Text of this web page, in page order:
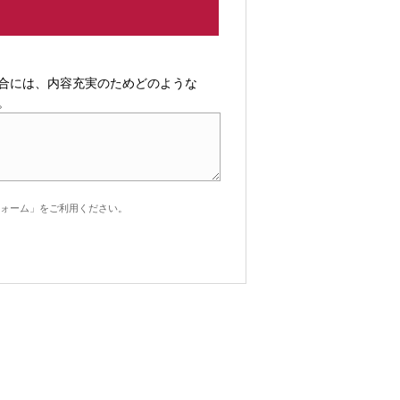
には、内容充実のためどのような
ーム」をご利用ください。